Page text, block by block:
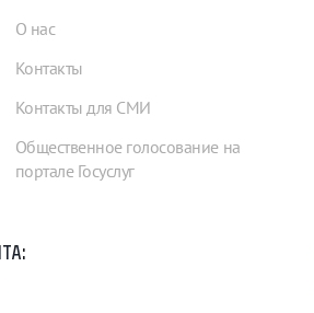
О нас
Контакты
Контакты для СМИ
Общественное голосование на
портале Госуслуг